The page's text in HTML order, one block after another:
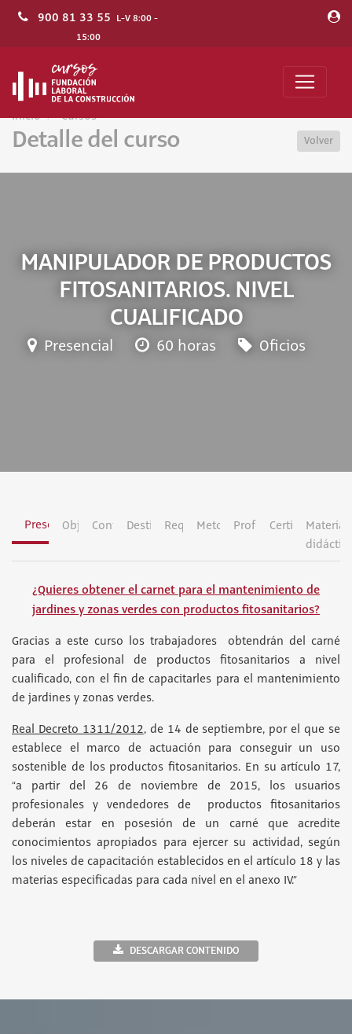
900 81 33 55 L-V 8:00 -
15:00
Inicio Cursos
Detalle del curso Volver
MANIPULADOR DE PRODUCTOS
FITOSANITARIOS. NIVEL
CUALIFICADO
Presencial 60 horas Oficios
Presentación
ObjetivosContenidosDestinatariosRequisitosMetodologíaProfesoradoCertificación
Material
¿Quieres obtener el carnet para el mantenimiento de
jardines y zonas verdes con productos fitosanitarios?
Gracias a este curso los trabajadores obtendrán del carné
para el profesional de productos fitosanitarios a nivel
cualificado, con el fin de capacitarles para el mantenimiento
de jardines y zonas verdes.
Real Decreto 1311/2012, de 14 de septiembre, por el que se
establece el marco de actuación para conseguir un uso
sostenible de los productos fitosanitarios. En su artículo 17,
“a partir del 26 de noviembre de 2015, los usuarios
profesionales y vendedores de productos fitosanitarios
deberán estar en posesión de un carné que acredite
conocimientos apropiados para ejercer su actividad, según
los niveles de capacitación establecidos en el artículo 18 y las
materias especificadas para cada nivel en el anexo IV.”
DESCARGAR CONTENIDO